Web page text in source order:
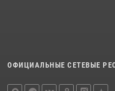
ОФИЦИАЛЬНЫЕ СЕТЕВЫЕ